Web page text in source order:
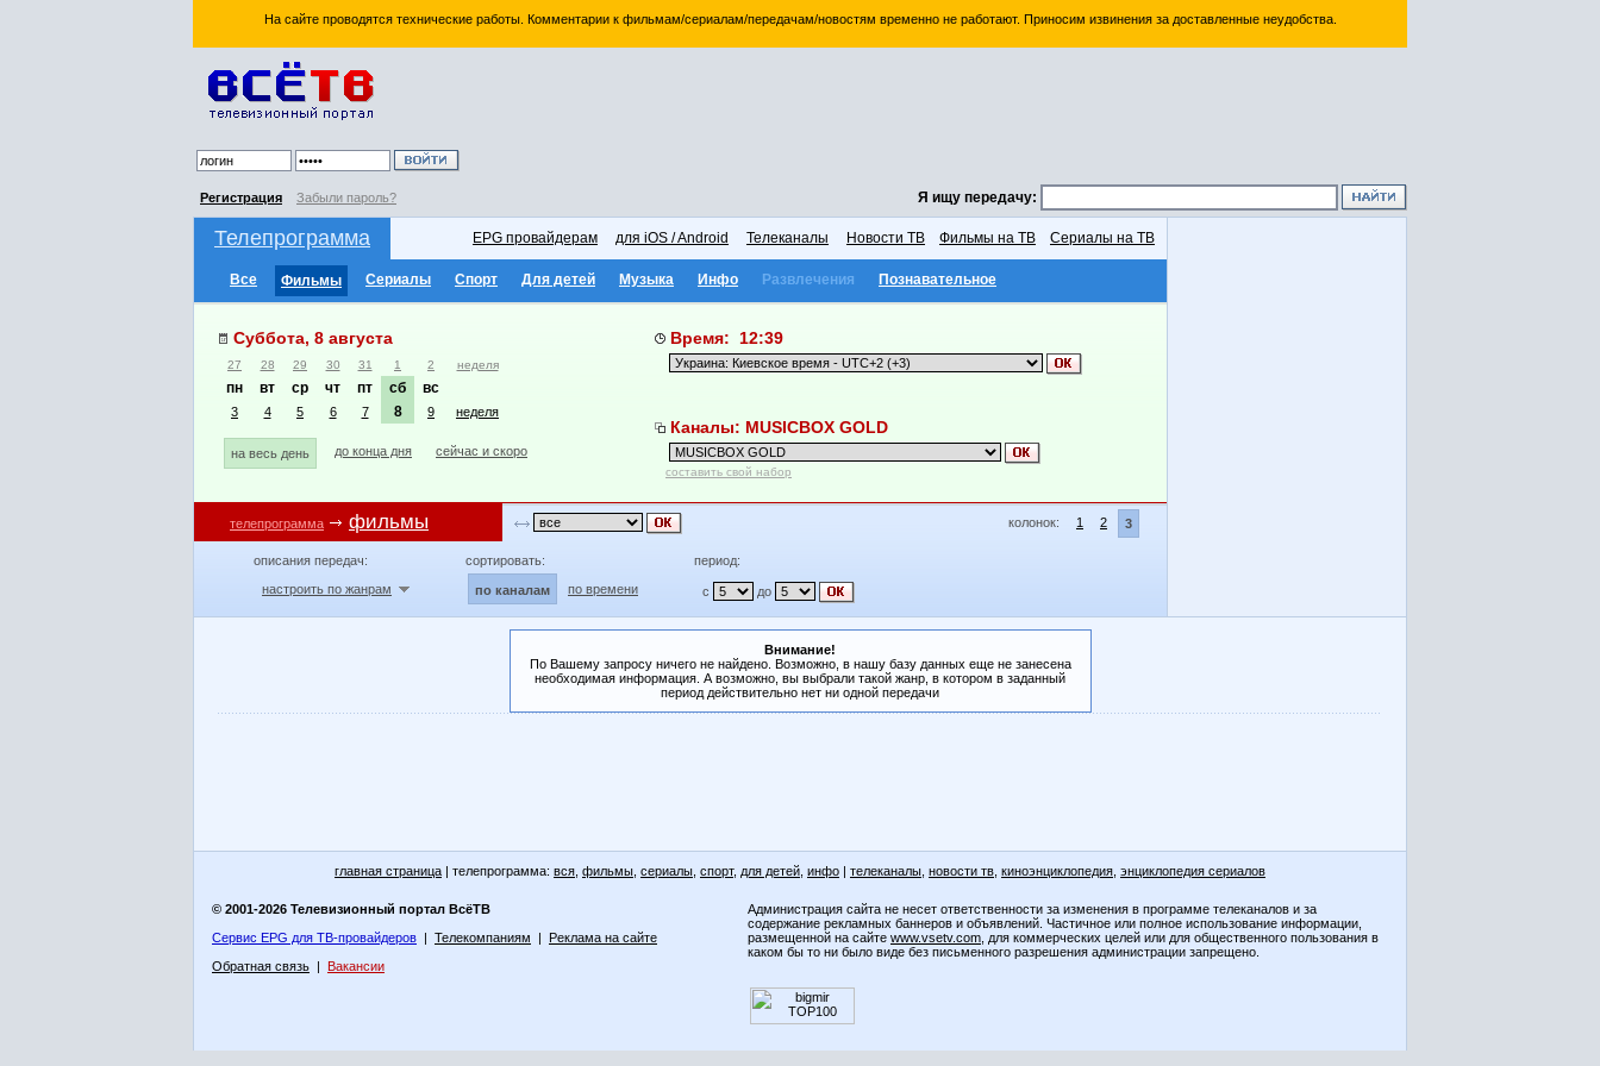
На сайте проводятся технические работы. Комментарии к фильмам/сериалам/передачам/новостям временно не работают. Приносим извинения за доставленные неудобства.
Регистрация Забыли пароль? Я ищу передачу:
Телепрограмма EPG провайдерам для iOS / Android Телеканалы Новости ТВ Фильмы на ТВ Сериалы на ТВ
Все Фильмы Сериалы Спорт Для детей Музыка Инфо Развлечения Познавательное
Суббота, 8 августа
27 28 29 30 31 1 2 неделя
пн вт ср чт пт сб вс
3 4 5 6 7 8 9 неделя
на весь день до конца дня сейчас и скоро
Время: 12:39
Каналы: MUSICBOX GOLD
составить свой набор
телепрограмма фильмы колонок: 1 2 3
описания передач:
настроить по жанрам
сортировать:
по каналам по времени
период:
с до
Внимание!
По Вашему запросу ничего не найдено. Возможно, в нашу базу данных еще не занесена
необходимая информация. А возможно, вы выбрали такой жанр, в котором в заданный
период действительно нет ни одной передачи
главная страница | телепрограмма: вся фильмы сериалы спорт, для детей инфо | телеканалы новости тв киноэнциклопедия энциклопедия сериалов
© 2001-2026 Телевизионный портал ВсёТВ
Сервис EPG для ТВ-провайдеров | Телекомпаниям | Реклама на сайте
Обратная связь | Вакансии
Администрация сайта не несет ответственности за изменения в программе телеканалов и за
содержание рекламных баннеров и объявлений. Частичное или полное использование информации,
размещенной на сайте www.vsetv.com , для коммерческих целей или для общественного пользования в
каком бы то ни было виде без письменного разрешения администрации запрещено.